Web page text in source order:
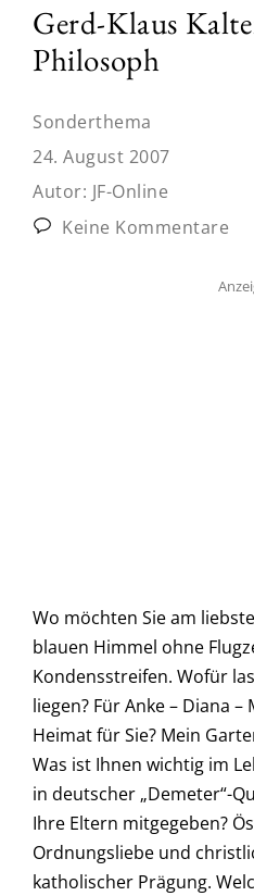
Gerd-Klaus
Philosoph
Sonderthema
24. August 2007
Autor: JF-Online
Keine Kommentare
Wo möchten Sie am
blauen Himmel ohne
Kondensstreifen. Wofür
liegen? Für Anke – Diana
Heimat für Sie? Mein
Was ist Ihnen wichtig im
in deutscher „Demeter“-
Ihre Eltern mitgegeben?
Ordnungsliebe und
katholischer Prägung.